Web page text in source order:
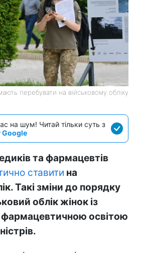
перебувати на військовому обліку
на шум! Читай тільки суть з
Google
та фармацевтів
ставити на
Такі зміни до порядку
облік жінок із
освітою